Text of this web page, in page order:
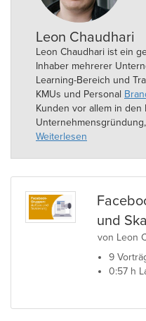
Leon Chaudhari
Leon Chaudhari ist ein
Inhaber mehrerer
Learning-Bereich und
KMUs und Personal
Kunden vor allem in
Automatisierung und
Akademie.
Weiterlesen
und
von Leon
9
0:57 h